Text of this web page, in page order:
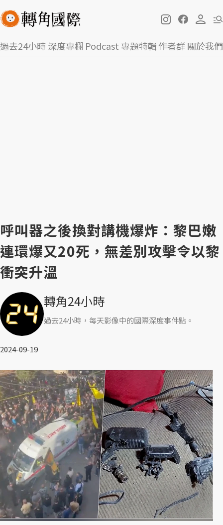
過去24小時深度專欄 Podcast 專題特輯作者群關於我們
呼叫器之後換對講機爆炸：黎巴嫩
連環爆又20死，無差別攻擊令以黎
衝突升溫
轉角24小時
過去24小時，每天影像中的國際深度事件點。
2024-09-19